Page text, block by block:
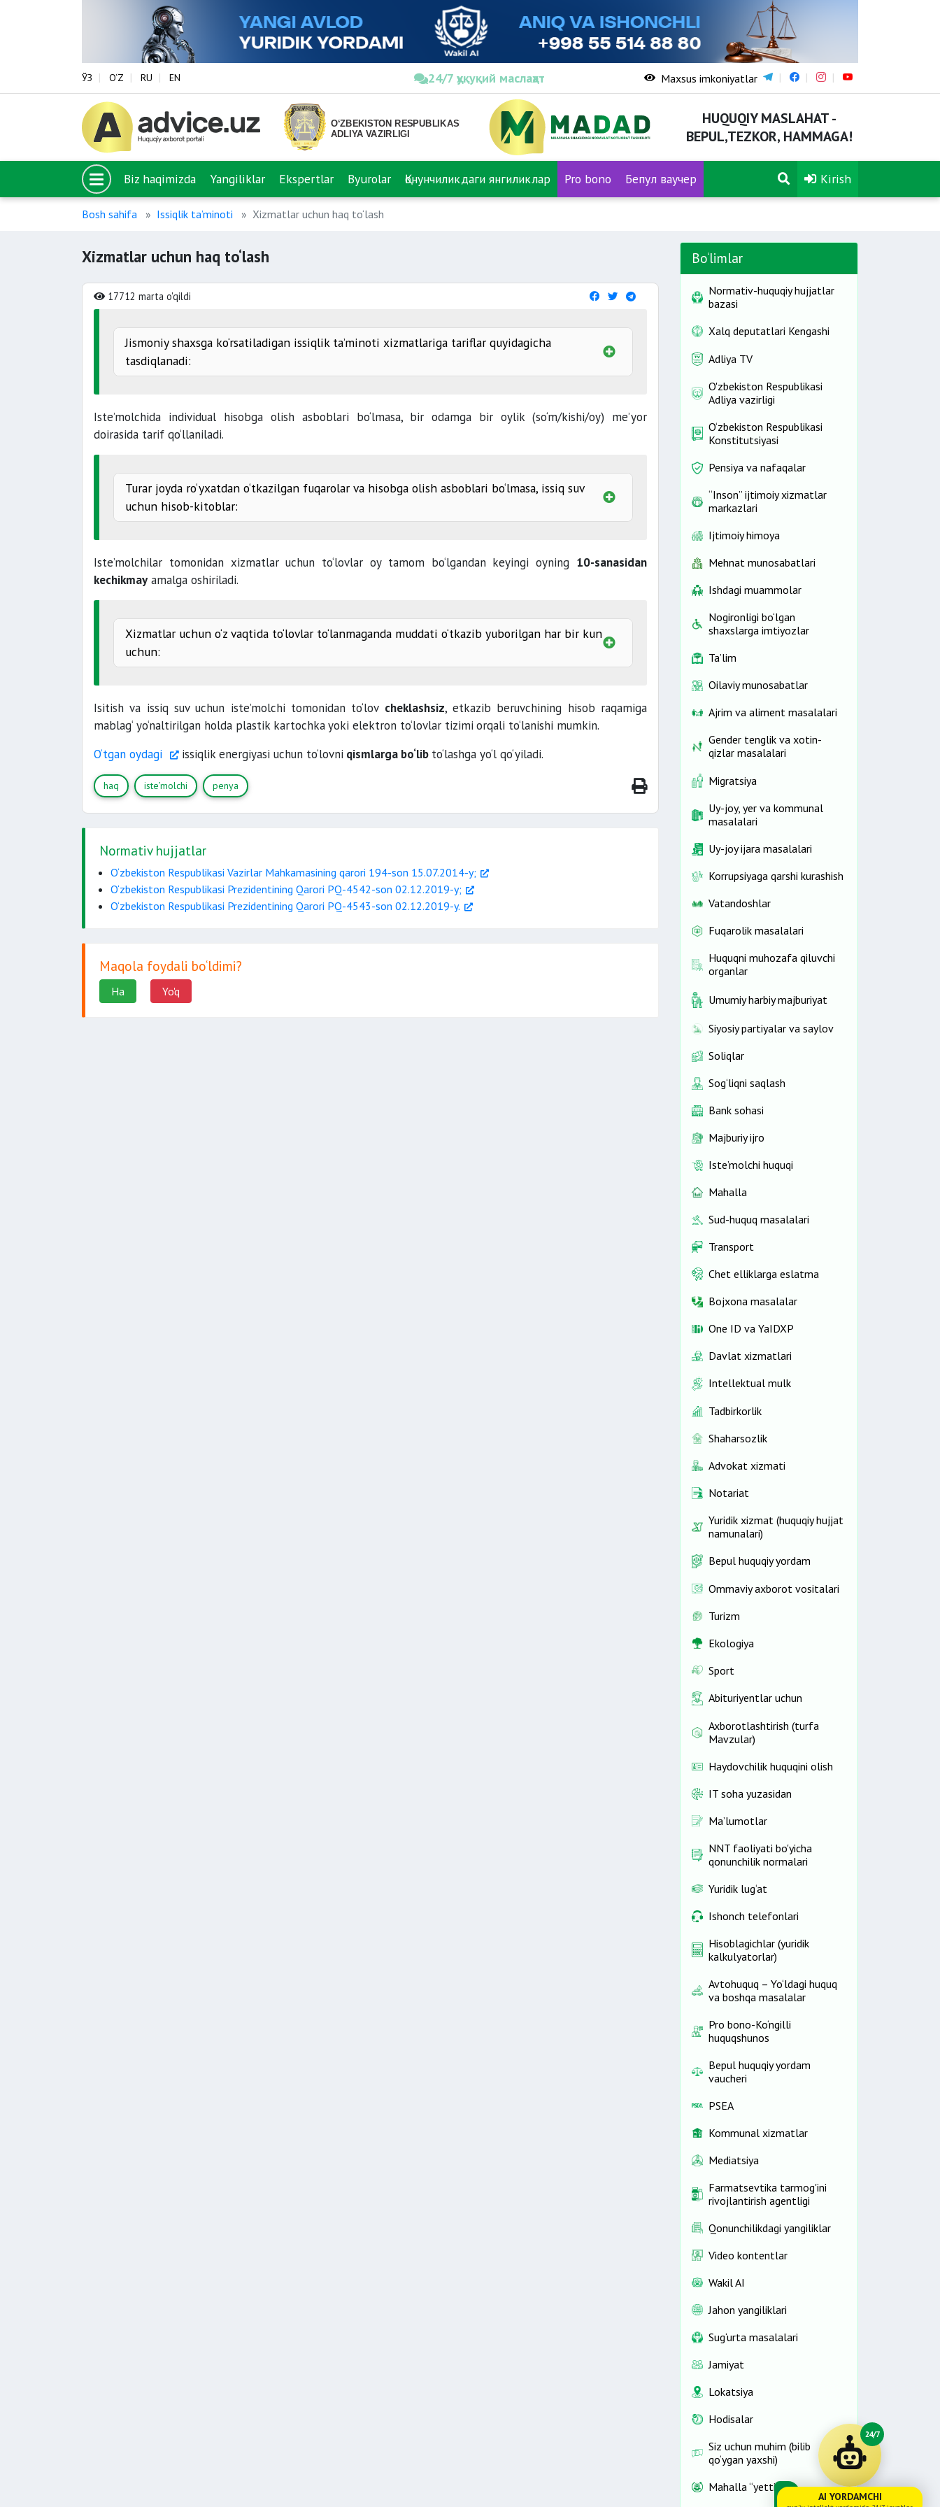
ЎЗ O‘Z RU EN 24/7 ҳуқуқий маслаҳат Maxsus imkoniyatlar
HUQUQIY MASLAHAT -
BEPUL,TEZKOR, HAMMAGA!
Biz haqimizda Yangiliklar Ekspertlar Byurolar Қонунчиликдаги янгиликлар Pro bono Бепул ваучер Kirish
Bosh sahifa Issiqlik ta’minoti Xizmatlar uchun haq to‘lash
Xizmatlar uchun haq to‘lash
17712 marta o'qildi
Jismoniy shaxsga ko‘rsatiladigan issiqlik ta’minoti xizmatlariga tariflar quyidagicha
tasdiqlanadi:
(so‘m/kub.m)
Iste’molchida individual hisobga olish asboblari bo‘lmasa, bir odamga bir oylik (so‘m/kishi/oy) me’yor
doirasida tarif qo‘llaniladi.
Turar joyda ro‘yxatdan o‘tkazilgan fuqarolar va hisobga olish asboblari bo‘lmasa, issiq suv
uchun hisob-kitoblar:
3 kishiga
Iste’molchilar tomonidan xizmatlar uchun to‘lovlar oy tamom bo‘lgandan keyingi oyning 10-sanasidan
kechikmay amalga oshiriladi.
Xizmatlar uchun o‘z vaqtida to‘lovlar to‘lanmaganda muddati o‘tkazib yuborilgan har bir kun
uchun:
Isitish va issiq suv uchun iste’molchi tomonidan to‘lov cheklashsiz, etkazib beruvchining hisob raqamiga
mablag‘ yo‘naltirilgan holda plastik kartochkayoki elektron to‘lovlar tizimiorqali to‘lanishi mumkin.
O‘tgan oydagi
issiqlik energiyasi uchun to‘lovniqismlarga bo‘lib to‘lashga yo‘l qo‘yiladi.
haq iste’molchi penya
Normativ hujjatlar
O‘zbekiston Respublikasi Vazirlar Mahkamasining qarori 194-son 15.07.2014-y;
O‘zbekiston Respublikasi Prezidentining Qarori PQ-4542-son 02.12.2019-y;
O‘zbekiston Respublikasi Prezidentining Qarori PQ-4543-son 02.12.2019-y.
Maqola foydali bo‘ldimi?
Ha Yo'q
Bo‘limlar
Normativ-huquqiy hujjatlar
bazasi
Xalq deputatlari Kengashi
Adliya TV
O'zbekiston Respublikasi
Adliya vazirligi
O‘zbekiston Respublikasi
Konstitutsiyasi
Pensiya va nafaqalar
“Inson” ijtimoiy xizmatlar
markazlari
Ijtimoiy himoya
Mehnat munosabatlari
Ishdagi muammolar
Nogironligi bo‘lgan
shaxslarga imtiyozlar
Ta’lim
Oilaviy munosabatlar
Ajrim va aliment masalalari
Gender tenglik va xotin-
qizlar masalalari
Migratsiya
Uy-joy, yer va kommunal
masalalari
Uy-joy ijara masalalari
Korrupsiyaga qarshi kurashish
Vatandoshlar
Fuqarolik masalalari
Huquqni muhozafa qiluvchi
organlar
Umumiy harbiy majburiyat
Siyosiy partiyalar va saylov
Soliqlar
Sog‘liqni saqlash
Bank sohasi
Majburiy ijro
Iste’molchi huquqi
Mahalla
Sud-huquq masalalari
Transport
Chet elliklarga eslatma
Bojxona masalalar
One ID vа YaIDXP
Davlat xizmatlari
Intellektual mulk
Tadbirkorlik
Shaharsozlik
Advokat xizmati
Notariat
Yuridik xizmat (huquqiy hujjat
namunalari)
Bepul huquqiy yordam
Ommaviy axborot vositalari
Turizm
Ekologiya
Sport
Abituriyentlar uchun
Axborotlashtirish (turfa
Mavzular)
Haydovchilik huquqini olish
IT soha yuzasidan
Ma’lumotlar
NNT faoliyati bo'yicha
qonunchilik normalari
Yuridik lug‘at
Ishonch telefonlari
Hisoblagichlar (yuridik
kalkulyatorlar)
Avtohuquq – Yo‘ldagi huquq
va boshqa masalalar
Pro bono-Ko‘ngilli
huquqshunos
Bepul huquqiy yordam
vaucheri
PSEA
Kommunal xizmatlar
Mediatsiya
Farmatsevtika tarmog'ini
rivojlantirish agentligi
Qonunchilikdagi yangiliklar
Video kontentlar
Wakil AI
Jahon yangiliklari
Sug‘urta masalalari
Jamiyat
Lokatsiya
Hodisalar
Siz uchun muhim (bilib
qo‘ygan yaxshi)
Mahalla “yettiligi”
24/7
AI YORDAMCHI